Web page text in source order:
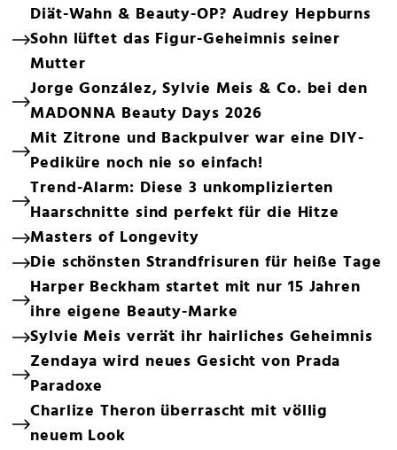
Diät-Wahn & Beauty-OP? Audrey Hepburns
Sohn lüftet das Figur-Geheimnis seiner
Mutter
Jorge González, Sylvie Meis & Co. bei den
MADONNA Beauty Days 2026
Mit Zitrone und Backpulver war eine DIY-
Pediküre noch nie so einfach!
Trend-Alarm: Diese 3 unkomplizierten
Haarschnitte sind perfekt für die Hitze
Masters of Longevity
Die schönsten Strandfrisuren für heiße Tage
Harper Beckham startet mit nur 15 Jahren
ihre eigene Beauty-Marke
Sylvie Meis verrät ihr hairliches Geheimnis
Zendaya wird neues Gesicht von Prada
Paradoxe
Charlize Theron überrascht mit völlig
neuem Look